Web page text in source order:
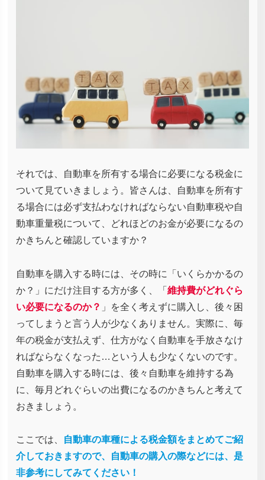
それでは、自動車を所有する場合に必要になる税金に
ついて見ていきましょう。皆さんは、自動車を所有す
る場合には必ず支払わなければならない自動車税や自
動車重量税について、どれほどのお金が必要になるの
かきちんと確認していますか？
自動車を購入する時には、その時に「いくらかかるの
か？」にだけ注目する方が多く、「 維持費がどれぐら
い必要になるのか？ 」を全く考えずに購入し、後々困
ってしまうと言う人が少なくありません。実際に、毎
年の税金が支払えず、仕方がなく自動車を手放さなけ
ればならなくなった…という人も少なくないのです。
自動車を購入する時には、後々自動車を維持する為
に、毎月どれぐらいの出費になるのかきちんと考えて
おきましょう。
ここでは、
自動車の車種による税金額をまとめてご紹
介しておきますので、自動車の購入の際などには、是
非参考にしてみてください！